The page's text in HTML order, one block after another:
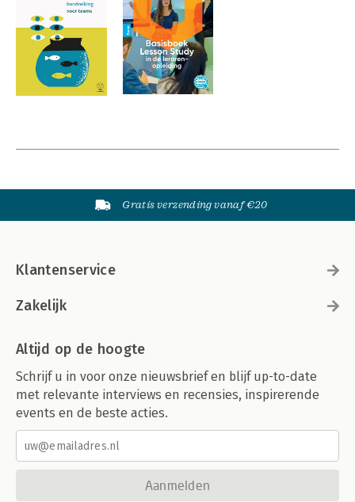
Gratis verzending vanaf €20
Klantenservice
Zakelijk
Altijd op de hoogte
Schrijf u in voor onze nieuwsbrief en blijf up-to-date
met relevante interviews en recensies, inspirerende
events en de beste acties.
Aanmelden